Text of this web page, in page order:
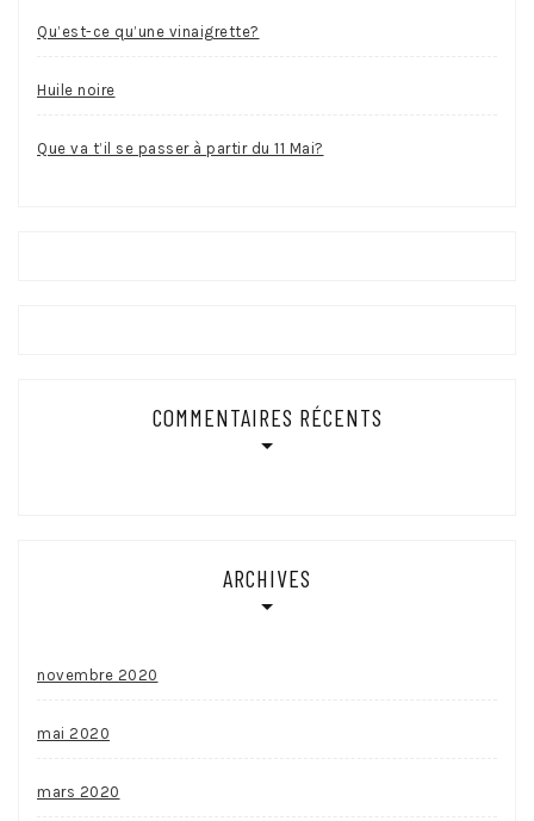
Qu’est-ce qu’une vinaigrette?
Huile noire
Que va t’il se passer à partir du 11 Mai?
COMMENTAIRES RÉCENTS
ARCHIVES
novembre 2020
mai 2020
mars 2020